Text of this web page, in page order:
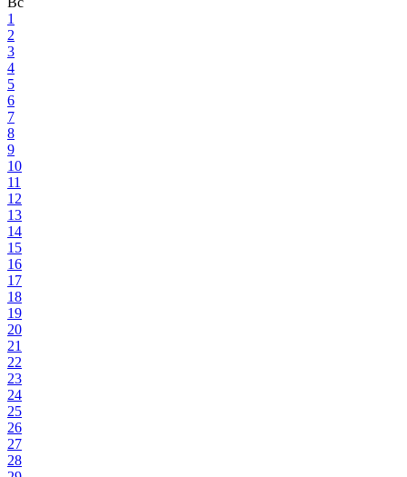
1
2
3
4
5
6
7
8
9
10
11
12
13
14
15
16
17
18
19
20
21
22
23
24
25
26
27
28